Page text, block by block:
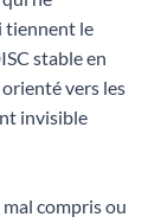
tiennent le
stable en
vers les
invisible
compris ou